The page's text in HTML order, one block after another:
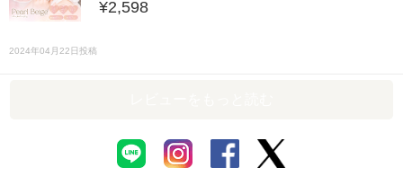
¥2,598
2024年04月22日投稿